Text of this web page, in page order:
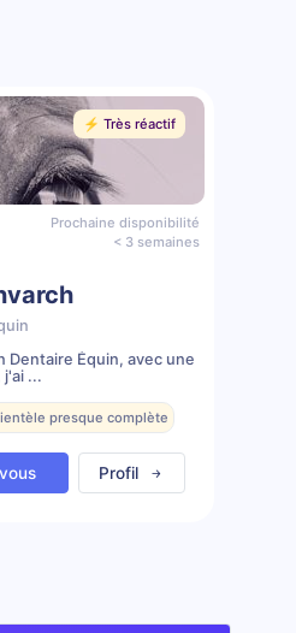
⚡️ Très réactif
Prochaine disponibilité
< 3 semaines
Dentaire Équin, avec une
...
presque complète
Profil